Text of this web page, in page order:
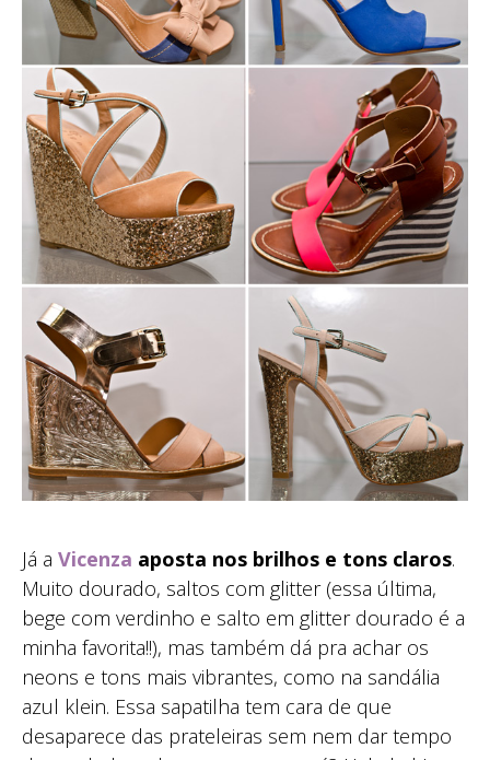
Já a Vicenza aposta nos brilhos e tons claros.
Muito dourado, saltos com glitter (essa última,
bege com verdinho e salto em glitter dourado é a
minha favorita!!), mas também dá pra achar os
neons e tons mais vibrantes, como na sandália
azul klein. Essa sapatilha tem cara de que
desaparece das prateleiras sem nem dar tempo